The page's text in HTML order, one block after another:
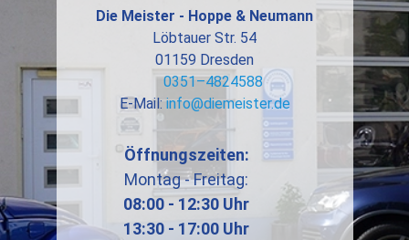
Die Meister - Hoppe & Neumann
Löbtauer Str. 54
01159 Dresden
0351–4824588
E-Mail: info@diemeister.de
Öffnungszeiten:
Montag - Freitag:
08:00 - 12:30 Uhr
13:30 - 17:00 Uhr